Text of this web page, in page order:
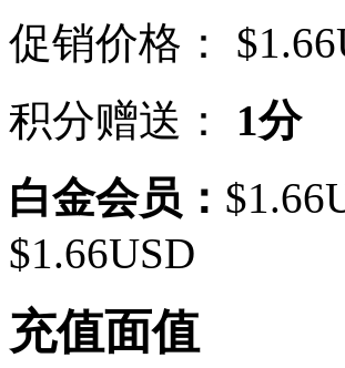
促销价格：
积分赠送：
1分
白金会员：
$1.66USD
充值面值